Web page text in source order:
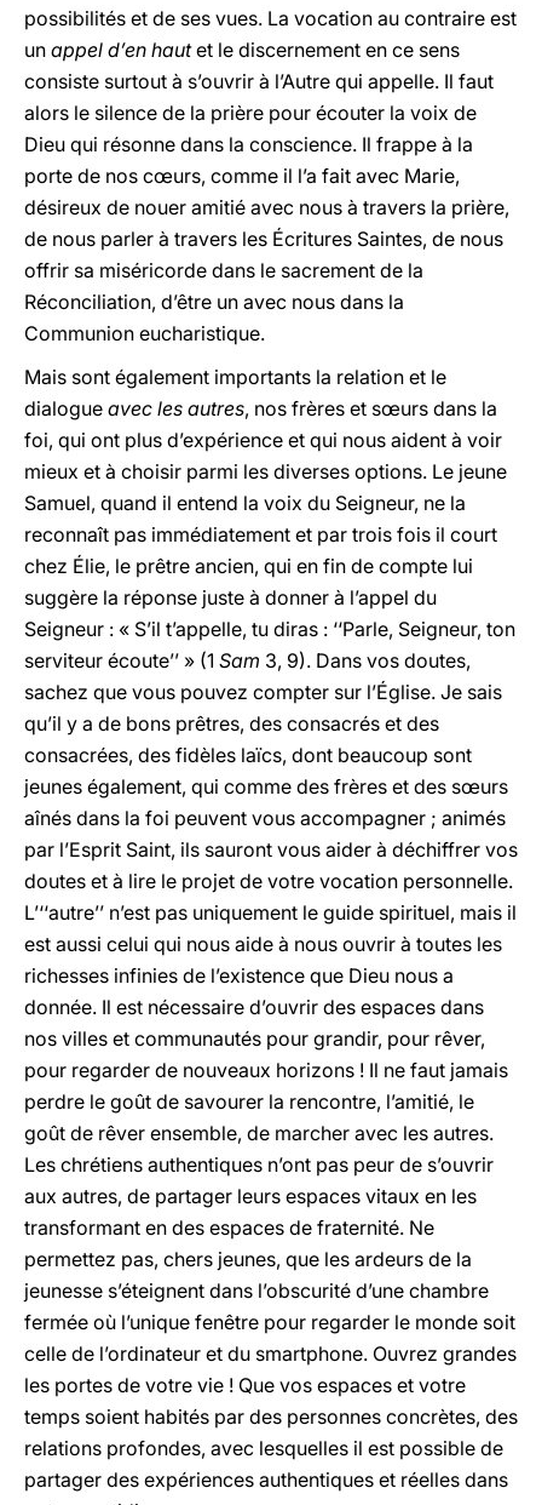
possibilités et de ses vues. La vocation au contraire est
un appel d’en hautet le discernement en ce sens
consiste surtout à s’ouvrir à l’Autre qui appelle. Il faut
alors le silence de la prière pour écouter la voix de
Dieu qui résonne dans la conscience. Il frappe à la
porte de nos cœurs, comme il l’a fait avec Marie,
désireux de nouer amitié avec nous à travers la prière,
de nous parler à travers les Écritures Saintes, de nous
offrir sa miséricorde dans le sacrement de la
Réconciliation, d’être un avec nous dans la
Communion eucharistique.
Mais sont également importants la relation et le
dialogue avec les autres, nos frères et sœurs dans la
foi, qui ont plus d’expérience et qui nous aident à voir
mieux et à choisir parmi les diverses options. Le jeune
Samuel, quand il entend la voix du Seigneur, ne la
reconnaît pas immédiatement et par trois fois il court
chez Élie, le prêtre ancien, qui en fin de compte lui
suggère la réponse juste à donner à l’appel du
Seigneur : « S’il t’appelle, tu diras : ‘‘Parle, Seigneur, ton
serviteur écoute’’ » (1 Sam 3, 9). Dans vos doutes,
sachez que vous pouvez compter sur l’Église. Je sais
qu’il y a de bons prêtres, des consacrés et des
consacrées, des fidèles laïcs, dont beaucoup sont
jeunes également, qui comme des frères et des sœurs
aînés dans la foi peuvent vous accompagner ; animés
par l’Esprit Saint, ils sauront vous aider à déchiffrer vos
doutes et à lire le projet de votre vocation personnelle.
L’‘‘autre’’ n’est pas uniquement le guide spirituel, mais il
est aussi celui qui nous aide à nous ouvrir à toutes les
richesses infinies de l’existence que Dieu nous a
donnée. Il est nécessaire d’ouvrir des espaces dans
nos villes et communautés pour grandir, pour rêver,
pour regarder de nouveaux horizons ! Il ne faut jamais
perdre le goût de savourer la rencontre, l’amitié, le
goût de rêver ensemble, de marcher avec les autres.
Les chrétiens authentiques n’ont pas peur de s’ouvrir
aux autres, de partager leurs espaces vitaux en les
transformant en des espaces de fraternité. Ne
permettez pas, chers jeunes, que les ardeurs de la
jeunesse s’éteignent dans l’obscurité d’une chambre
fermée où l’unique fenêtre pour regarder le monde soit
celle de l’ordinateur et du smartphone. Ouvrez grandes
les portes de votre vie ! Que vos espaces et votre
temps soient habités par des personnes concrètes, des
relations profondes, avec lesquelles il est possible de
partager des expériences authentiques et réelles dans